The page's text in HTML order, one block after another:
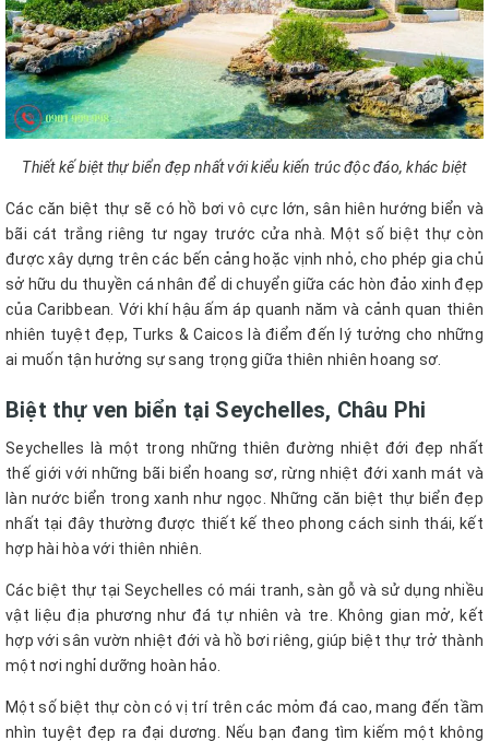
Thiết kế biệt thự biển đẹp nhất với kiểu kiến trúc độc đáo, khác biệt
Các căn biệt thự sẽ có hồ bơi vô cực lớn, sân hiên hướng biển và
bãi cát trắng riêng tư ngay trước cửa nhà. Một số biệt thự còn
được xây dựng trên các bến cảng hoặc vịnh nhỏ, cho phép gia chủ
sở hữu du thuyền cá nhân để di chuyển giữa các hòn đảo xinh đẹp
của Caribbean. Với khí hậu ấm áp quanh năm và cảnh quan thiên
nhiên tuyệt đẹp, Turks & Caicos là điểm đến lý tưởng cho những
ai muốn tận hưởng sự sang trọng giữa thiên nhiên hoang sơ.
Biệt thự ven biển tại Seychelles, Châu Phi
Seychelles là một trong những thiên đường nhiệt đới đẹp nhất
thế giới với những bãi biển hoang sơ, rừng nhiệt đới xanh mát và
làn nước biển trong xanh như ngọc. Những căn biệt thự biển đẹp
nhất tại đây thường được thiết kế theo phong cách sinh thái, kết
hợp hài hòa với thiên nhiên.
Các biệt thự tại Seychelles có mái tranh, sàn gỗ và sử dụng nhiều
vật liệu địa phương như đá tự nhiên và tre. Không gian mở, kết
hợp với sân vườn nhiệt đới và hồ bơi riêng, giúp biệt thự trở thành
một nơi nghỉ dưỡng hoàn hảo.
Một số biệt thự còn có vị trí trên các mỏm đá cao, mang đến tầm
nhìn tuyệt đẹp ra đại dương. Nếu bạn đang tìm kiếm một không